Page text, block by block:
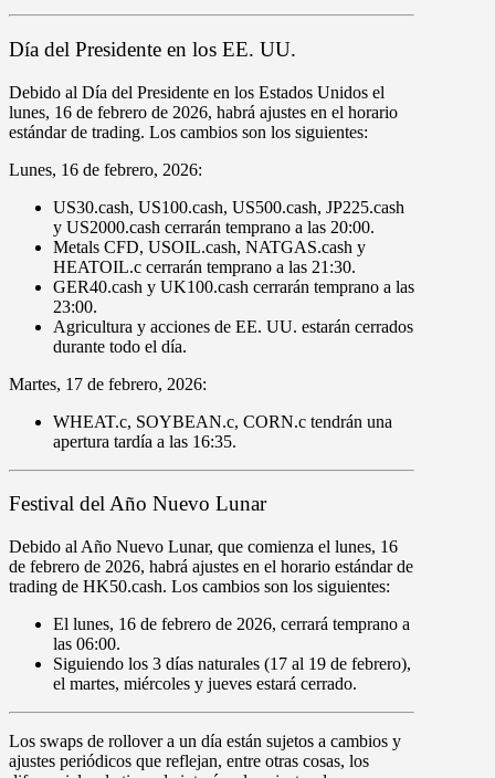
Día del Presidente en los EE. UU.
Debido al Día del Presidente en los Estados Unidos el
lunes, 16 de febrero de 2026, habrá ajustes en el horario
estándar de trading. Los cambios son los siguientes:
Lunes, 16 de febrero, 2026:
US30.cash, US100.cash, US500.cash, JP225.cash
y US2000.cash cerrarán temprano a las 20:00.
Metals CFD, USOIL.cash, NATGAS.cash y
HEATOIL.c cerrarán temprano a las 21 :30.
GER40.cash y UK100.cash cerrarán temprano a las
23:00.
Agricultura y acciones de EE. UU. estarán cerrados
durante todo el día.
Martes, 17 de febrero, 2026:
WHEAT.c, SOYBEAN.c, CORN.c tendrán una
apertura tardía a las 16:35.
Festival del Año Nuevo Lunar
Debido al Año Nuevo Lunar, que comienza el lunes, 16
de febrero de 2026, habrá ajustes en el horario estándar de
trading de HK50.cash. Los cambios son los siguientes:
El lunes, 16 de febrero de 2026, cerrará temprano a
las 06:00.
Siguiendo los 3 días naturales (17 al 19 de febrero),
el martes, miércoles y jueves estará cerrado.
Los swaps de rollover a un día están sujetos a cambios y
ajustes periódicos que reflejan, entre otras cosas, los